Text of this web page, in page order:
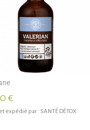
€
expédié par : SANTÉ DÉTOX